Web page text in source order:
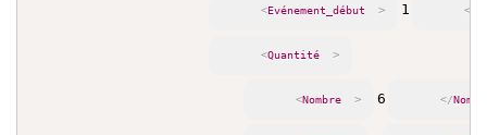
<Evénement_début > 1 </
<Quantité >
<Nombre > 6 </